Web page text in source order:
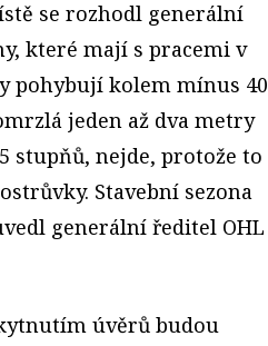
se rozhodl generální
které mají s pracemi v
pohybují kolem mínus 40
jeden až dva metry
stupňů, nejde, protože to
Stavební sezona
generální ředitel OHL
úvěrů budou